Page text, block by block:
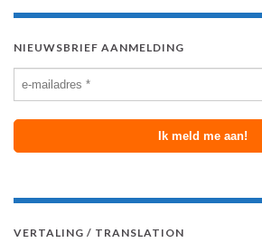
NIEUWSBRIEF AANMELDING
VERTALING / TRANSLATION